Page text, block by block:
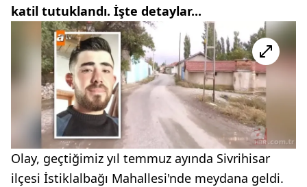
katil tutuklandı. İşte detaylar...
Olay, geçtiğimiz yıl temmuz ayında Sivrihisar
ilçesi İstiklalbağı Mahallesi'nde meydana geldi.